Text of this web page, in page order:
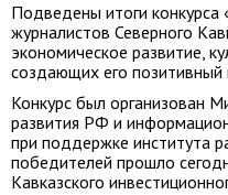
Подведены итоги
журналистов Северного
экономическое развитие,
создающих его
Конкурс был организован
развития РФ и
при поддержке института
победителей прошло
Кавказского